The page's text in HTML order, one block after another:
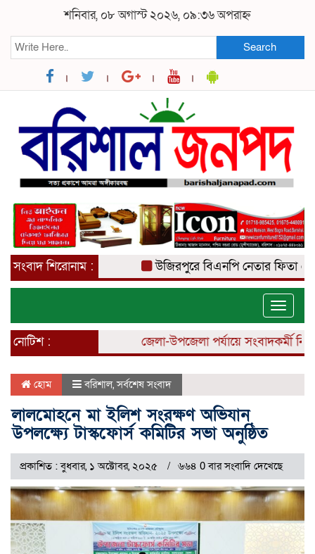
শনিবার, ০৮ অগাস্ট ২০২৬, ০৯:৩৬ অপরাহ্ন
Search
সংবাদ শিরোনাম : উজিরপুরে বিএনপি নেতার ফিতা
Toggle
নোটিশ :
জেলা-উপজেলা পর্যায়ে সংবাদকর্মী নিয়োগ
হোম বরিশাল,সর্বশেষ সংবাদ
লালমোহনে মা ইলিশ সংরক্ষণ অভিযান
উপলক্ষ্যে টাস্কফোর্স কমিটির সভা অনুষ্ঠিত
প্রকাশিত : বুধবার, ১ অক্টোবর, ২০২৫ ৬৬৪ 0 বার সংবাদি দেখেছে